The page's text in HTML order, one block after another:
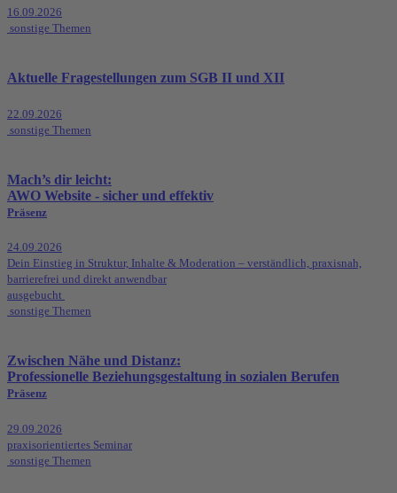
16.09.2026
sonstige Themen
Aktuelle Fragestellungen zum SGB II und XII
22.09.2026
sonstige Themen
Mach’s dir leicht:
AWO Website - sicher und effektiv
Präsenz
24.09.2026
Dein Einstieg in Struktur, Inhalte & Moderation – verständlich, praxisnah,
barrierefrei und direkt anwendbar
ausgebucht
sonstige Themen
Zwischen Nähe und Distanz:
Professionelle Beziehungsgestaltung in sozialen Berufen
Präsenz
29.09.2026
praxisorientiertes Seminar
sonstige Themen